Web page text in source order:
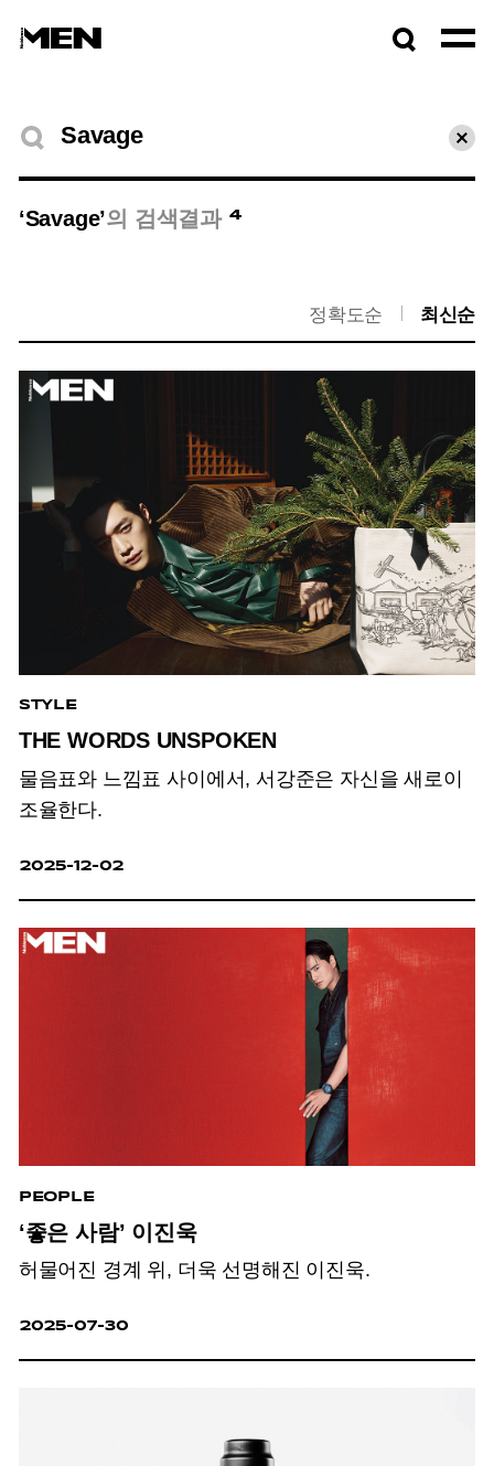
검색결과
초기
‘Savage’의 검색결과 4
정확도순 최신순
STYLE
THE WORDS UNSPOKEN
물음표와 느낌표 사이에서, 서강준은 자신을 새로이
조율한다.
2025-12-02
PEOPLE
‘좋은 사람’ 이진욱
허물어진 경계 위, 더욱 선명해진 이진욱.
2025-07-30